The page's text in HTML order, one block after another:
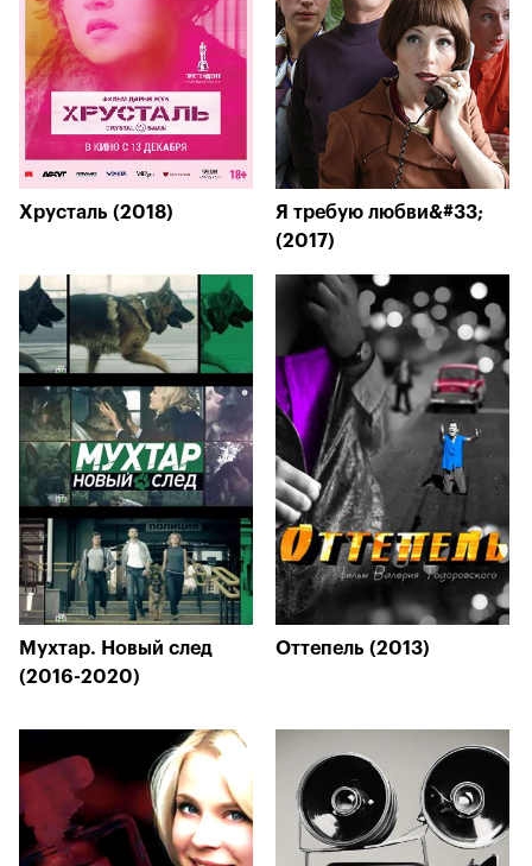
Хрусталь (2018)
Я требую любви&#33;
(2017)
Мухтар. Новый след
(2016-2020)
Оттепель (2013)